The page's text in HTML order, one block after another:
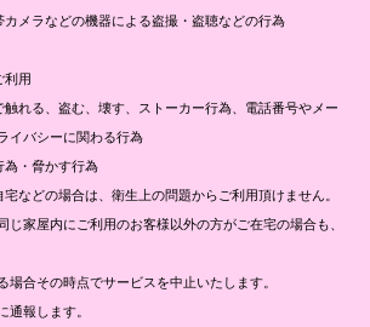
メラなどの機器による盗撮・盗聴などの行為
利用
れる、盗む、壊す、ストーカー行為、電話番号やメー
イバシーに関わる行為
為・脅かす行為
などの場合は、衛生上の問題からご利用頂けません。
じ家屋内にご利用のお客様以外の方がご在宅の場合も、
場合その時点でサービスを中止いたします。
通報します。